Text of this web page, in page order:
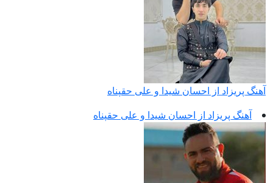
آهنگ پریزاد از احسان شیدا و علی حقپناه
آهنگ پریزاد از احسان شیدا و علی حقپناه